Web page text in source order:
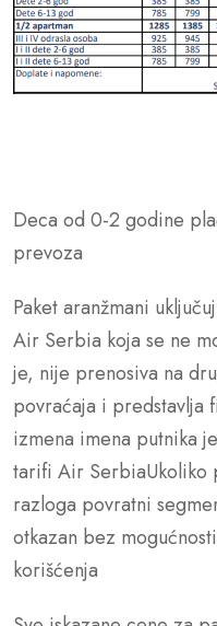
Deca od 0-2 godine
prevoza
Paket aranžmani
Air Serbia koja se ne
je, nije prenosiva na
povraćaja i predstavlja
izmena imena putnika
tarifi Air SerbiaUkoliko
razloga povratni
otkazan bez
korišćenja